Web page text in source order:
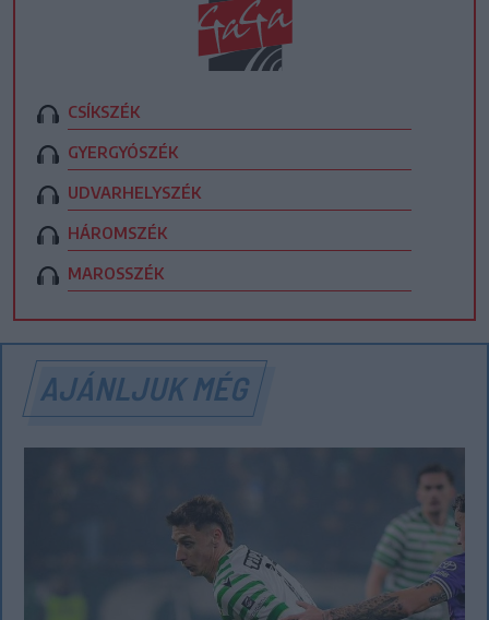
CSÍKSZÉK
GYERGYÓSZÉK
UDVARHELYSZÉK
HÁROMSZÉK
MAROSSZÉK
AJÁNLJUK MÉG